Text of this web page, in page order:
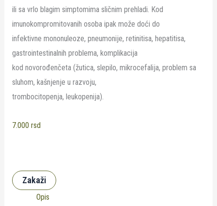
ili sa vrlo blagim simptomima sličnim prehladi. Kod
imunokompromitovanih osoba ipak može doći do
infektivne mononuleoze, pneumonije, retinitisa, hepatitisa,
gastrointestinalnih problema, komplikacija
kod novorođenčeta (žutica, slepilo, mikrocefalija, problem sa
sluhom, kašnjenje u razvoju,
trombocitopenja, leukopenija).
7.000rsd
Zakaži
Opis